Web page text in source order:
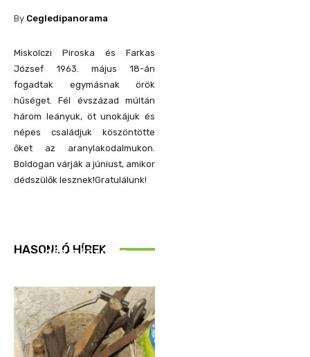
By Cegledipanorama
Miskolczi Piroska és Farkas
József 1963. május 18-án
fogadtak egymásnak örök
hűséget. Fél évszázad múltán
három leányuk, öt unokájuk és
népes családjuk köszöntötte
őket az aranylakodalmukon.
Boldogan várják a júniust, amikor
dédszülők lesznek!Gratulálunk!
HASONLÓ HÍREK
Idén is közösen